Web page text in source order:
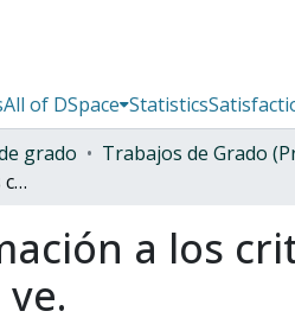
All of DSpace Statistics
grado
Una aproximación a los criterios de congruencia, viendo más allá de lo que se ve.
a los